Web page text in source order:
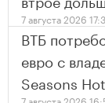
7 августа 2026
ВТБ
евро с
Seasons